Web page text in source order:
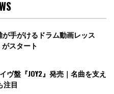
が手がけるドラム動画レッス
がスタート
ヴ盤『JOY2』発売｜名曲を支え
注目